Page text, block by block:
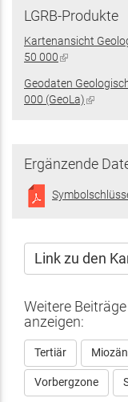
LGRB-Produkte
Kartenansicht
50 000(Link
extern)
Geodaten
000 (GeoLa)(Link
Ergänzende
Link zu den
Weitere
anzeigen:
Tertiär Miozän
Vorbergzone